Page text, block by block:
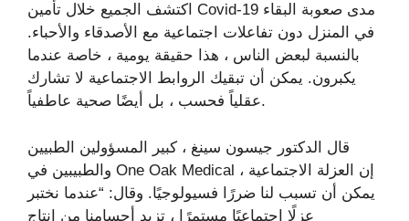
اكتشف الجميع خلال تأمين Covid-19 مدى صعوبة البقاء
في المنزل دون تفاعلات اجتماعية مع الأصدقاء والأحباء.
بالنسبة لبعض الناس ، هذا حقيقة يومية ، خاصة عندما
يكبرون. يمكن أن تبقيك الروابط الاجتماعية لا تشارك
عقلياً فحسب ، بل أيضًا صحية عاطفياً.
قال الدكتور جيسون سينغ ، كبير المسؤولين الطبيين
والطبيبين في One Oak Medical ، إن العزلة الاجتماعية
يمكن أن تسبب لنا ضررًا فسيولوجيًا. وقال: “عندما نختبر
عزلًا اجتماعيًا مستمرًا ، تزيد أجسامنا من إنتاج